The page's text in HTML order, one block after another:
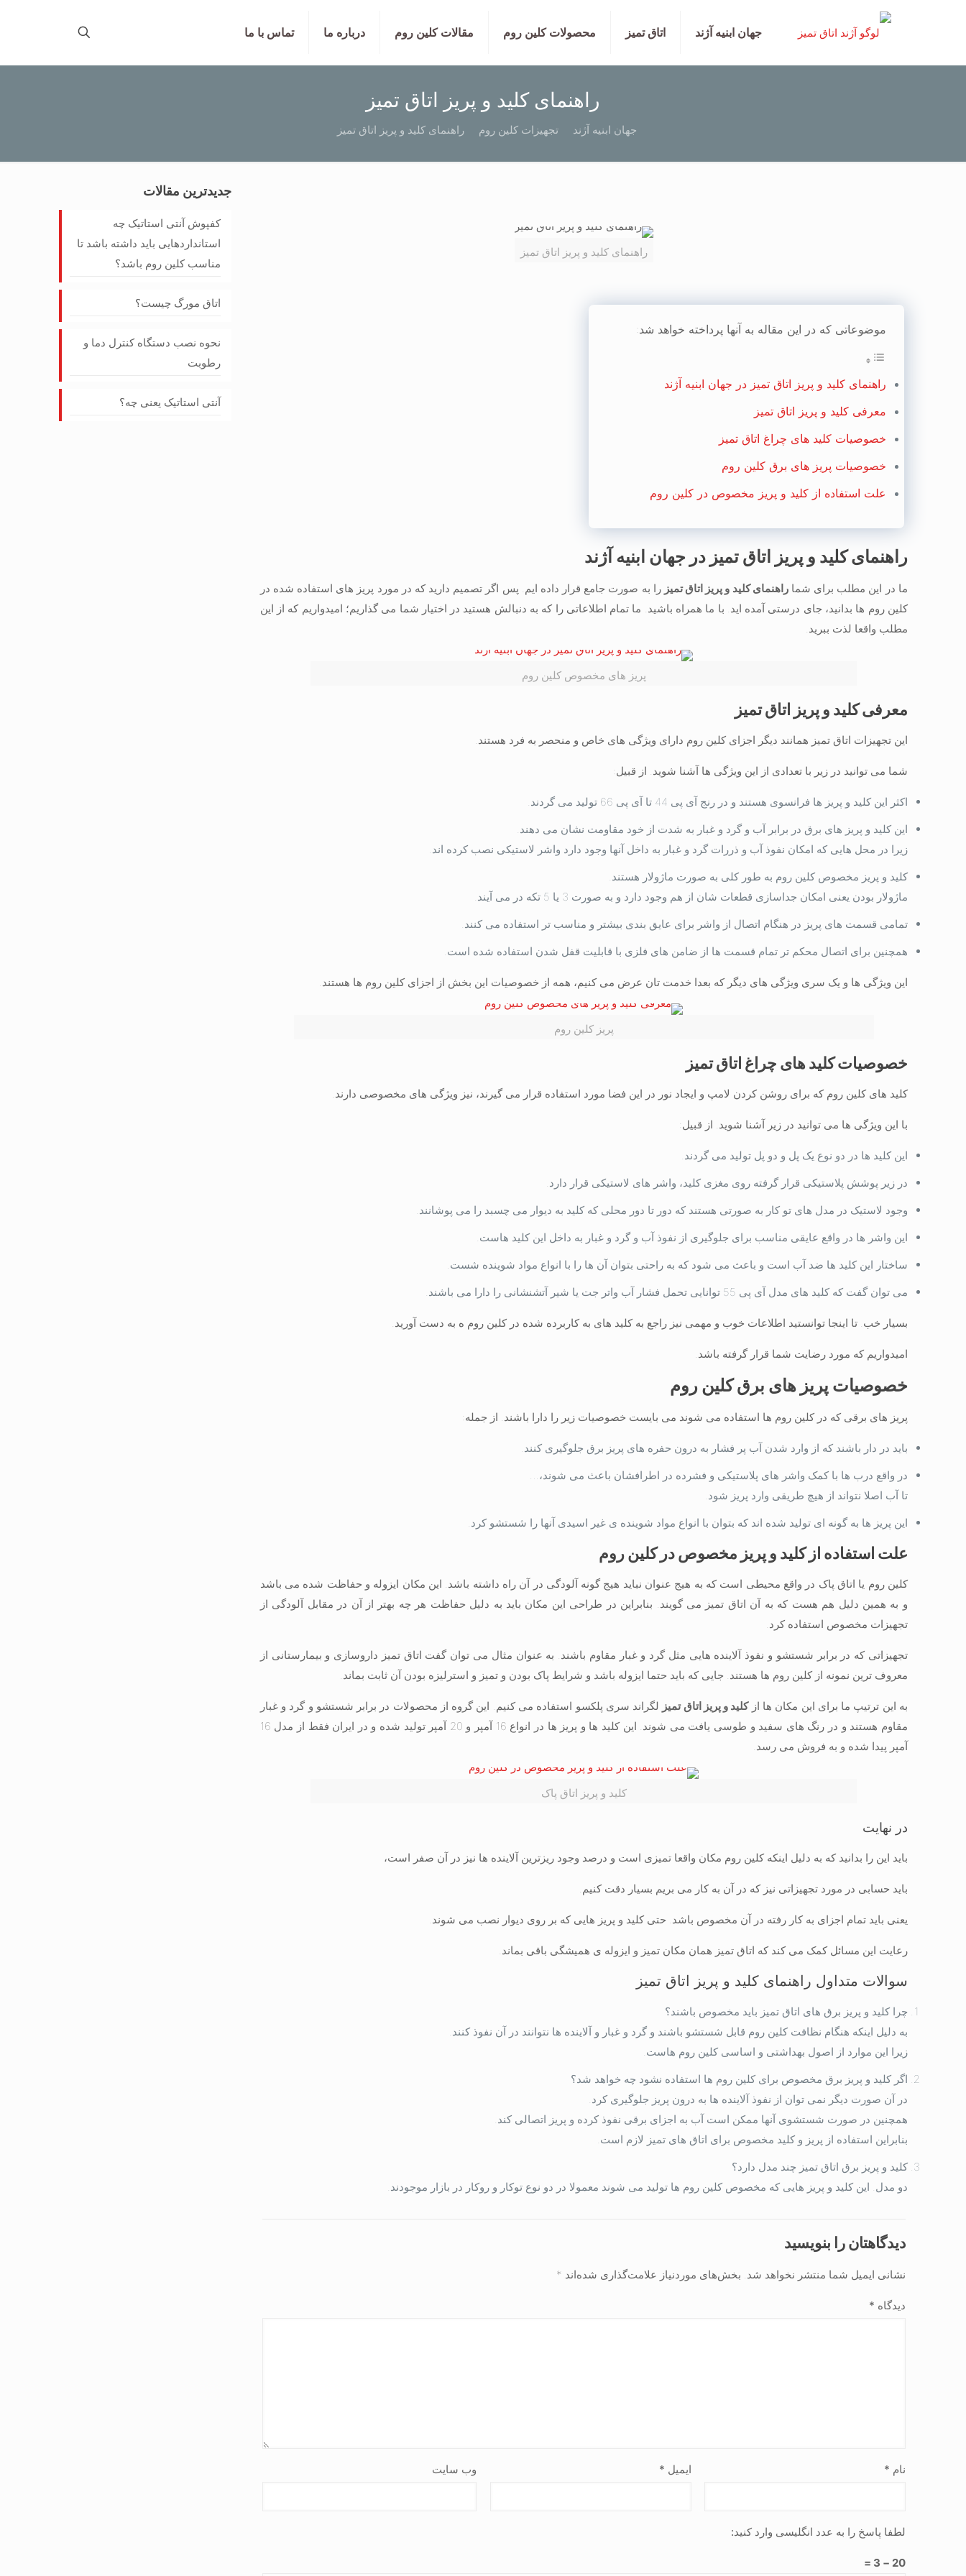
جهان ابنیه آژند اتاق تمیز محصولات کلین روم مقالات کلین روم درباره ما تماس با ما
راهنمای کلید و پریز اتاق تمیز
جهان ابنیه آژند تجهیزات کلین روم راهنمای کلید و پریز اتاق تمیز
راهنمای کلید و پریز اتاق تمیز
موضوعاتی که در این مقاله به آنها پرداخته خواهد شد:
راهنمای کلید و پریز اتاق تمیز در جهان ابنیه آژند
معرفی کلید و پریز اتاق تمیز
خصوصیات کلید های چراغ اتاق تمیز
خصوصیات پریز های برق کلین روم
علت استفاده از کلید و پریز مخصوص در کلین روم
راهنمای کلید و پریز اتاق تمیز در جهان ابنیه آژند
ما در این مطلب برای شماراهنمای کلید و پریز اتاق تمیز را به صورت جامع قرار داده ایم. پس اگر تصمیم دارید که در مورد پریز های استفاده شده در
کلین روم ها بدانید، جای درستی آمده اید. با ما همراه باشید. ما تمام اطلاعاتی را که به دنبالش هستید در اختیار شما می گذاریم؛ امیدواریم که از این
مطلب واقعا لذت ببرید.
پریز های مخصوص کلین روم
معرفی کلید و پریز اتاق تمیز
این تجهیزات اتاق تمیز همانند دیگر اجزای کلین روم دارای ویژگی های خاص و منحصر به فرد هستند.
شما می توانید در زیر با تعدادی از این ویژگی ها آشنا شوید. از قبیل:
اکثر این کلید و پریز ها فرانسوی هستند و در رنج آی پی 44 تا آی پی 66 تولید می گردند.
این کلید و پریز های برق در برابر آب و گرد و غبار به شدت از خود مقاومت نشان می دهند.
زیرا در محل هایی که امکان نفوذ آب و ذررات گرد و غبار به داخل آنها وجود دارد واشر لاستیکی نصب کرده اند.
کلید و پریز مخصوص کلین روم به طور کلی به صورت ماژولار هستند.
ماژولار بودن یعنی امکان جداسازی قطعات شان از هم وجود دارد و به صورت 3 یا 5 تکه در می آیند.
تمامی قسمت های پریز در هنگام اتصال از واشر برای عایق بندی بیشتر و مناسب تر استفاده می کنند.
همچنین برای اتصال محکم تر تمام قسمت ها از ضامن های فلزی با قابلیت قفل شدن استفاده شده است.
این ویژگی ها و یک سری ویژگی های دیگر که بعدا خدمت تان عرض می کنیم، همه از خصوصیات این بخش از اجزای کلین روم ها هستند.
پریز کلین روم
خصوصیات کلید های چراغ اتاق تمیز
کلید های کلین روم که برای روشن کردن لامپ و ایجاد نور در این فضا مورد استفاده قرار می گیرند، نیز ویژگی های مخصوصی دارند.
با این ویژگی ها می توانید در زیر آشنا شوید. از قبیل:
این کلید ها در دو نوع یک پل و دو پل تولید می گردند.
در زیر پوشش پلاستیکی قرار گرفته روی مغزی کلید، واشر های لاستیکی قرار دارد.
وجود لاستیک در مدل های تو کار به صورتی هستند که دور تا دور محلی که کلید به دیوار می چسبد را می پوشانند.
این واشر ها در واقع عایقی مناسب برای جلوگیری از نفوذ آب و گرد و غبار به داخل این کلید هاست.
ساختار این کلید ها ضد آب است و باعث می شود که به راحتی بتوان آن ها را با انواع مواد شوینده شست.
می توان گفت که کلید های مدل آی پی 55 توانایی تحمل فشار آب واتر جت یا شیر آتشنشانی را دارا می باشند.
بسیار خب. تا اینجا توانستید اطلاعات خوب و مهمی نیز راجع به کلید های به کاربرده شده در کلین روم ه به دست آورید.
امیدواریم که مورد رضایت شما قرار گرفته باشد.
خصوصیات پریز های برق کلین روم
پریز های برقی که در کلین روم ها استفاده می شوند می بایست خصوصیات زیر را دارا باشند. از جمله:
باید در دار باشند که از وارد شدن آب پر فشار به درون حفره های پریز برق جلوگیری کنند.
در واقع درب ها با کمک واشر های پلاستیکی و فشرده در اطرافشان باعث می شوند،…
تا آب اصلا نتواند از هیچ طریقی وارد پریز شود.
این پریز ها به گونه ای تولید شده اند که بتوان با انواع مواد شوینده ی غیر اسیدی آنها را شستشو کرد.
علت استفاده از کلید و پریز مخصوص در کلین روم
کلین روم یا اتاق پاک در واقع محیطی است که به هیج عنوان نباید هیج گونه آلودگی در آن راه داشته باشد. این مکان ایزوله و حفاظت شده می باشد
و به همین دلیل هم هست که به آن اتاق تمیز می گویند. بنابراین در طراحی این مکان باید به دلیل حفاظت هر چه بهتر از آن در مقابل آلودگی از
تجهیزات مخصوص استفاده کرد.
تجهیزاتی که در برابر شستشو و نفوذ آلاینده هایی مثل گرد و غبار مقاوم باشند. به عنوان مثال می توان گفت اتاق تمیز داروسازی و بیمارستانی از
معروف ترین نمونه از کلین روم ها هستند. جایی که باید حتما ایزوله باشد و شرایط پاک بودن و تمیز و استرلیزه بودن آن ثابت بماند.
به این ترتیپ ما برای این مکان ها ازکلید و پریز اتاق تمیز لگراند سری پلکسو استفاده می کنیم. این گروه از محصولات در برابر شستشو و گرد و غبار
مقاوم هستند و در رنگ های سفید و طوسی یافت می شوند. این کلید ها و پریز ها در انواع 16 آمپر و 20 آمپر تولید شده و در ایران فقط از مدل 16
آمپر پیدا شده و به فروش می رسد.
کلید و پریز اتاق پاک
در نهایت
باید این را بدانید که به دلیل اینکه کلین روم مکان واقعا تمیزی است و درصد وجود ریزترین آلاینده ها نیز در آن صفر است،
باید حسابی در مورد تجهیزاتی نیز که در آن به کار می بریم بسیار دقت کنیم.
یعنی باید تمام اجزای به کار رفته در آن مخصوص باشد. حتی کلید و پریز هایی که بر روی دیوار نصب می شوند.
رعایت این مسائل کمک می کند که اتاق تمیز همان مکان تمیز و ایزوله ی همیشگی باقی بماند.
سوالات متداول راهنمای کلید و پریز اتاق تمیز
چرا کلید و پریز برق های اتاق تمیز باید مخصوص باشند؟
به دلیل اینکه هنگام نظافت کلین روم قابل شستشو باشند و گرد و غبار و آلاینده ها نتوانند در آن نفوذ کنند.
زیرا این موارد از اصول بهداشتی و اساسی کلین روم هاست.
اگر کلید و پریز برق مخصوص برای کلین روم ها استفاده نشود چه خواهد شد؟
در آن صورت دیگر نمی توان از نفوذ آلاینده ها به درون پریز جلوگیری کرد.
همچنین در صورت شستشوی آنها ممکن است آب به اجزای برقی نفوذ کرده و پریز اتصالی کند.
بنابراین استفاده از پریز و کلید مخصوص برای اتاق های تمیز لازم است.
کلید و پریز برق اتاق تمیز چند مدل دارد؟
دو مدل. این کلید و پریز هایی که مخصوص کلین روم ها تولید می شوند معمولا در دو نوع توکار و روکار در بازار موجودند.
دیدگاهتان را بنویسید
نشانی ایمیل شما منتشر نخواهد شد. بخش‌های موردنیاز علامت‌گذاری شده‌اند *
دیدگاه *
نام * ایمیل * وب‌ سایت
لطفا پاسخ را به عدد انگلیسی وارد کنید:
20 − 3 =
جدیدترین مقالات
کفپوش آنتی‌ استاتیک چه
استانداردهایی باید داشته باشد تا
مناسب کلین روم باشد؟
اتاق مورگ چیست؟
نحوه نصب دستگاه کنترل دما و
رطوبت
آنتی استاتیک یعنی چه؟